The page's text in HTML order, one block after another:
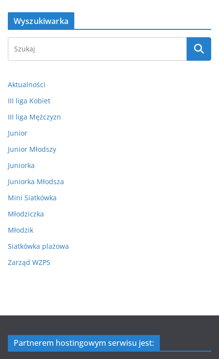
Wyszukiwarka
Aktualności
III liga Kobiet
III liga Mężczyzn
Junior
Junior Młodszy
Juniorka
Juniorka Młodsza
Mini Siatkówka
Młodziczka
Młodzik
Siatkówka plażowa
Zarząd WZPS
Partnerem hostingowym serwisu jest: